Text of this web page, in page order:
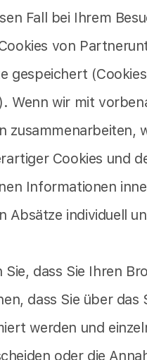
Fall bei Ihrem
von
gespeichert
Wenn wir mit
zusammenarbeiten,
Cookies und
Informationen
Absätze individuell
dass Sie Ihren
dass Sie über das
werden und
oder die